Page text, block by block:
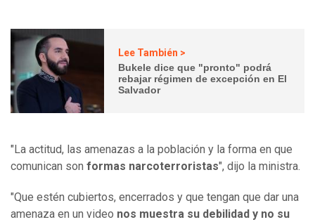
Lee También >
Bukele dice que "pronto" podrá
rebajar régimen de excepción en El
Salvador
"La actitud, las amenazas a la población y la forma en que
comunican son formas narcoterroristas", dijo la ministra.
"Que estén cubiertos, encerrados y que tengan que dar una
amenaza en un video nos muestra su debilidad y no su